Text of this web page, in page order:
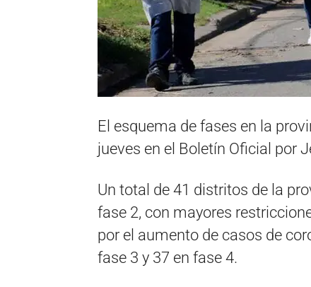
El esquema de fases en la
jueves en el Boletín Oficial por
Un total de 41 distritos de la
fase 2, con mayores
por el aumento de casos de
fase 3 y 37 en fase 4.